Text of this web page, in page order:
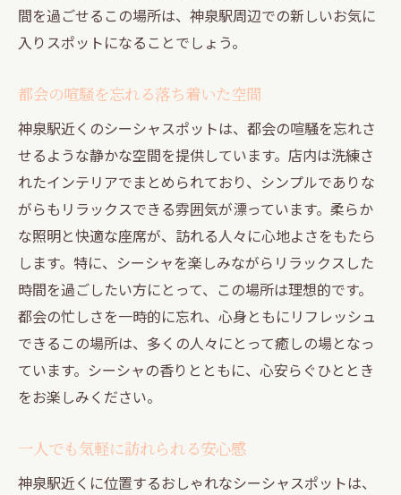
間を過ごせるこの場所は、神泉駅周辺での新しいお気に
入りスポットになることでしょう。
都会の喧騒を忘れる落ち着いた空間
神泉駅近くのシーシャスポットは、都会の喧騒を忘れさ
せるような静かな空間を提供しています。店内は洗練さ
れたインテリアでまとめられており、シンプルでありな
がらもリラックスできる雰囲気が漂っています。柔らか
な照明と快適な座席が、訪れる人々に心地よさをもたら
します。特に、シーシャを楽しみながらリラックスした
時間を過ごしたい方にとって、この場所は理想的です。
都会の忙しさを一時的に忘れ、心身ともにリフレッシュ
できるこの場所は、多くの人々にとって癒しの場となっ
ています。シーシャの香りとともに、心安らぐひととき
をお楽しみください。
一人でも気軽に訪れられる安心感
神泉駅近くに位置するおしゃれなシーシャスポットは、